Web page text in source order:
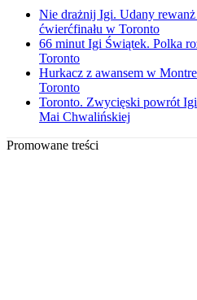
Nie drażnij Igi. Udany
ćwierćfinału w Toronto
66 minut Igi Świątek. Polka
Toronto
Hurkacz z awansem w
Toronto
Toronto. Zwycięski powrót
Mai Chwalińskiej
Promowane treści